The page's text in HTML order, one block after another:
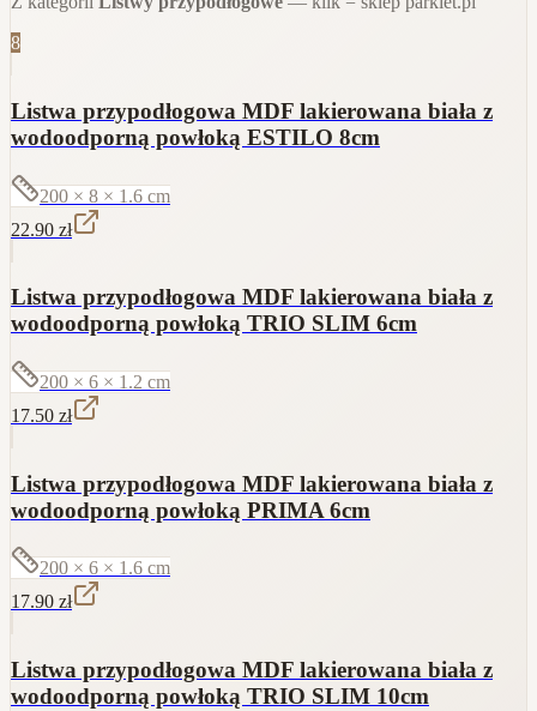
8
Listwa przypodłogowa MDF lakierowana biała z
wodoodporną powłoką ESTILO 8cm
200 × 8 × 1.6 cm
22.90 zł
Listwa przypodłogowa MDF lakierowana biała z
wodoodporną powłoką TRIO SLIM 6cm
200 × 6 × 1.2 cm
17.50 zł
Listwa przypodłogowa MDF lakierowana biała z
wodoodporną powłoką PRIMA 6cm
200 × 6 × 1.6 cm
17.90 zł
Listwa przypodłogowa MDF lakierowana biała z
wodoodporną powłoką TRIO SLIM 10cm